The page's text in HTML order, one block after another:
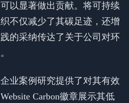
以显著做出贡献。将可持续
不仅减少了其碳足迹，还增
的采纳传达了关于公司对环
业案例研究提供了对其有效
Carbon徽章展示其低